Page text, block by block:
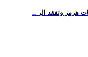
هرمز وتفقد الر